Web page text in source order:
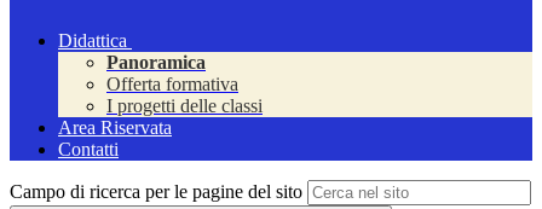
Didattica
Panoramica
Offerta formativa
I progetti delle classi
Area Riservata
Contatti
Campo di ricerca per le pagine del sito